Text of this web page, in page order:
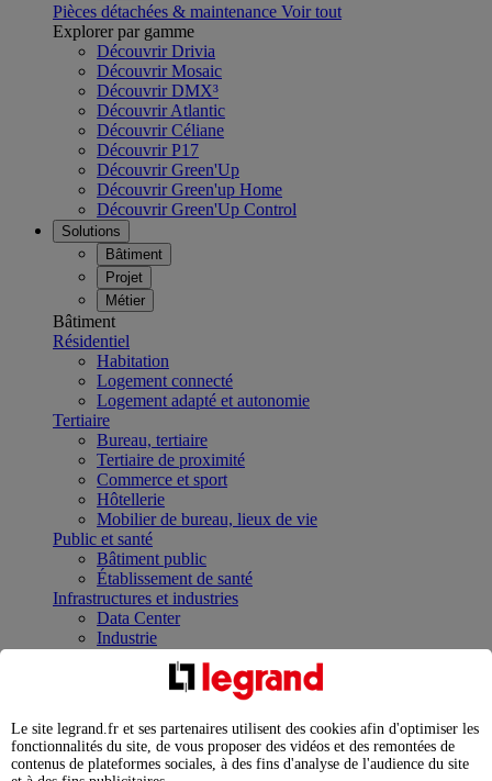
Pièces détachées & maintenance Voir tout
Explorer par gamme
Découvrir Drivia
Découvrir Mosaic
Découvrir DMX³
Découvrir Atlantic
Découvrir Céliane
Découvrir P17
Découvrir Green'Up
Découvrir Green'up Home
Découvrir Green'Up Control
Solutions
Bâtiment
Projet
Métier
Bâtiment
Résidentiel
Habitation
Logement connecté
Logement adapté et autonomie
Tertiaire
Bureau, tertiaire
Tertiaire de proximité
Commerce et sport
Hôtellerie
Mobilier de bureau, lieux de vie
Public et santé
Bâtiment public
Établissement de santé
Infrastructures et industries
Data Center
Industrie
Infrastructures
Contrôler et planifier le fonctionnement des appareils
Répartir et optimiser son tableau électrique
Legrand Data Center Solutions : concentrer les
expertises au service de vos performances
Le site legrand.fr et ses partenaires utilisent des cookies afin d'optimiser les
fonctionnalités du site, de vous proposer des vidéos et des remontées de
contenus de plateformes sociales, à des fins d'analyse de l'audience du site